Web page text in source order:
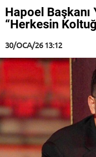
Hapoel Başkanı
“Herkesin
30/OCA/26 13:12